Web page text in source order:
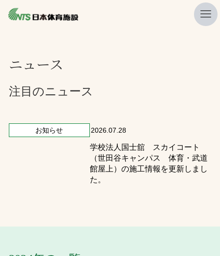
ニュース
プレスリリース
製品・サービス一覧
ニュース
注目のニュース
お知らせ 2026.07.28
学校法人国士舘 スカイコート
（世田谷キャンパス 体育・武道
館屋上）の施工情報を更新しまし
た。